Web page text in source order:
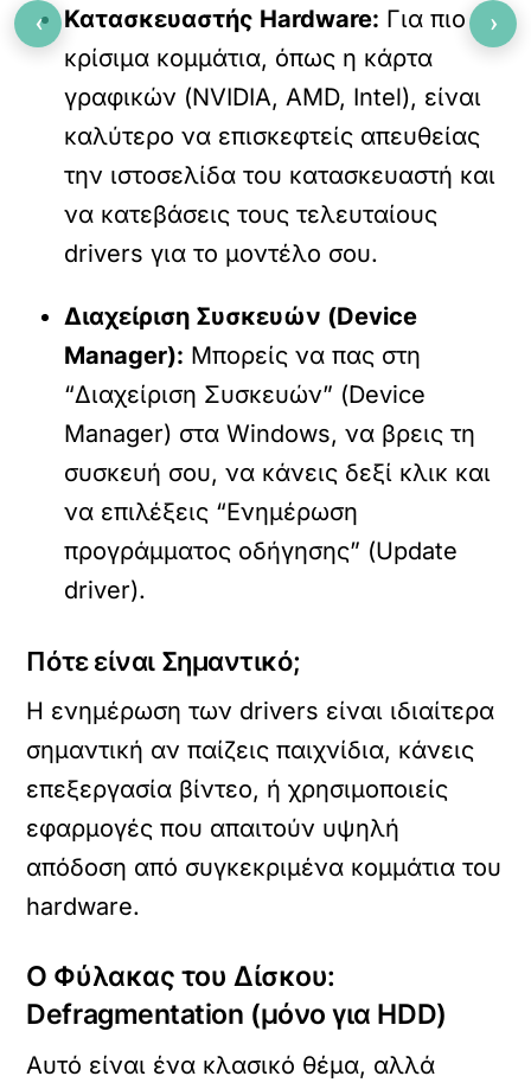
Κατασκευαστής Hardware: Για πιο
κρίσιμα κομμάτια, όπως η κάρτα
γραφικών (NVIDIA, AMD, Intel), είναι
καλύτερο να επισκεφτείς απευθείας
την ιστοσελίδα του κατασκευαστή και
να κατεβάσεις τους τελευταίους
drivers για το μοντέλο σου.
Διαχείριση Συσκευών (Device
Manager): Μπορείς να πας στη
“Διαχείριση Συσκευών” (Device
Manager) στα Windows, να βρεις τη
συσκευή σου, να κάνεις δεξί κλικ και
να επιλέξεις “Ενημέρωση
προγράμματος οδήγησης” (Update
driver).
Πότε είναι Σημαντικό;
Η ενημέρωση των drivers είναι ιδιαίτερα
σημαντική αν παίζεις παιχνίδια, κάνεις
επεξεργασία βίντεο, ή χρησιμοποιείς
εφαρμογές που απαιτούν υψηλή
απόδοση από συγκεκριμένα κομμάτια του
hardware.
Ο Φύλακας του Δίσκου:
Defragmentation (μόνο για HDD)
Αυτό είναι ένα κλασικό θέμα, αλλά
‹ ›